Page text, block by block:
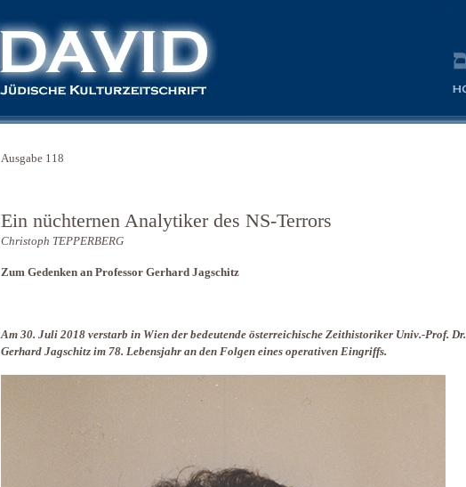
Ausgabe 118
Ein nüchternen Analytiker des NS-Terrors
Christoph TEPPERBERG
Zum Gedenken an Professor Gerhard Jagschitz
Am 30. Juli 2018 verstarb in Wien der bedeutende österreichische Zeithistoriker Univ.-Prof. Dr.
Gerhard Jagschitz im 78. Lebensjahr an den Folgen eines operativen Eingriffs.